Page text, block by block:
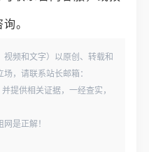
。
频和文字）以原创、转载和
，请联系站长邮箱：
并提供相关证据，一经查实，
是正解！